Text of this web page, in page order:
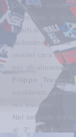
Dopo 65 minuti
arrendono al
quarti di finale.
Bellissima
vender cara la
per gli
Filippo Traversa
equilibrato,
reti inviolate.
Nel secondo
al 3° minuto